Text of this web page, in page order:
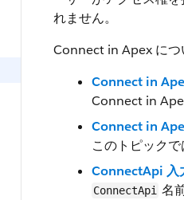
れません。
Connect in Apex につ
Connect in
Connect in
Connect in
このトピック
ConnectApi 入
ConnectApi 名